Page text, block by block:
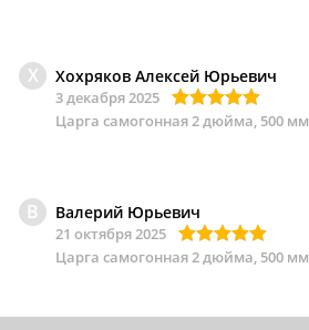
Х Хохряков Алексей Юрьевич
3 декабря 2025
Царга самогонная 2 дюйма, 500 мм
В Валерий Юрьевич
21 октября 2025
Царга самогонная 2 дюйма, 500 мм